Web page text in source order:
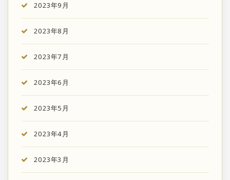
2023年9月
2023年8月
2023年7月
2023年6月
2023年5月
2023年4月
2023年3月